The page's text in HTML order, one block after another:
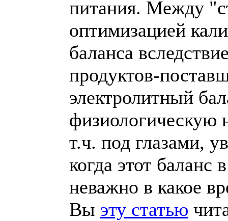
питания. Между
оптимизацией
баланса
продуктов-
электролитный
физиологическую
т.ч. под глазами,
когда этот
неважно в какое
Вы эту статью